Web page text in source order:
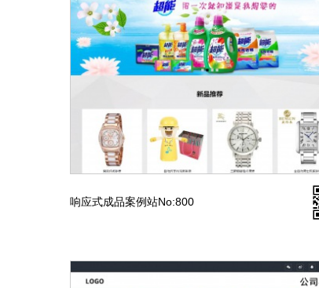
响应式成品案例站No:800